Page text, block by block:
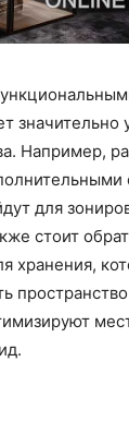
значительно
Например,
для
стоит
хранения,